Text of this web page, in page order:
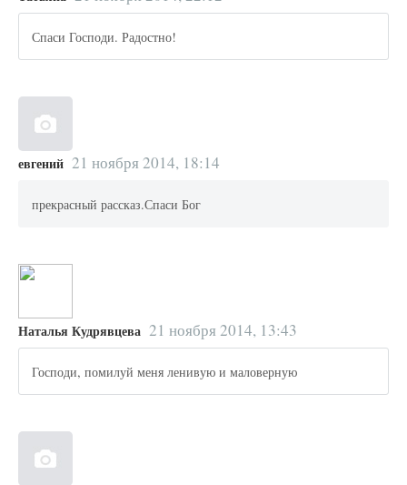
Спаси Господи. Радостно!
евгений 21 ноября 2014, 18:14
прекрасный рассказ.Спаси Бог
Наталья Кудрявцева 21 ноября 2014, 13:43
Господи, помилуй меня ленивую и маловерную